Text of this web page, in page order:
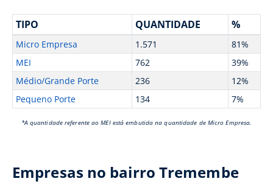
TIPO QUANTIDADE %
Micro Empresa 1.571
81%
MEI
762
39%
Médio/Grande Porte
236
12%
Pequeno Porte
134 7%
*A quantidade referente ao MEI está embutida na quantidade de Micro Empresa.
Empresas no bairro Tremembe